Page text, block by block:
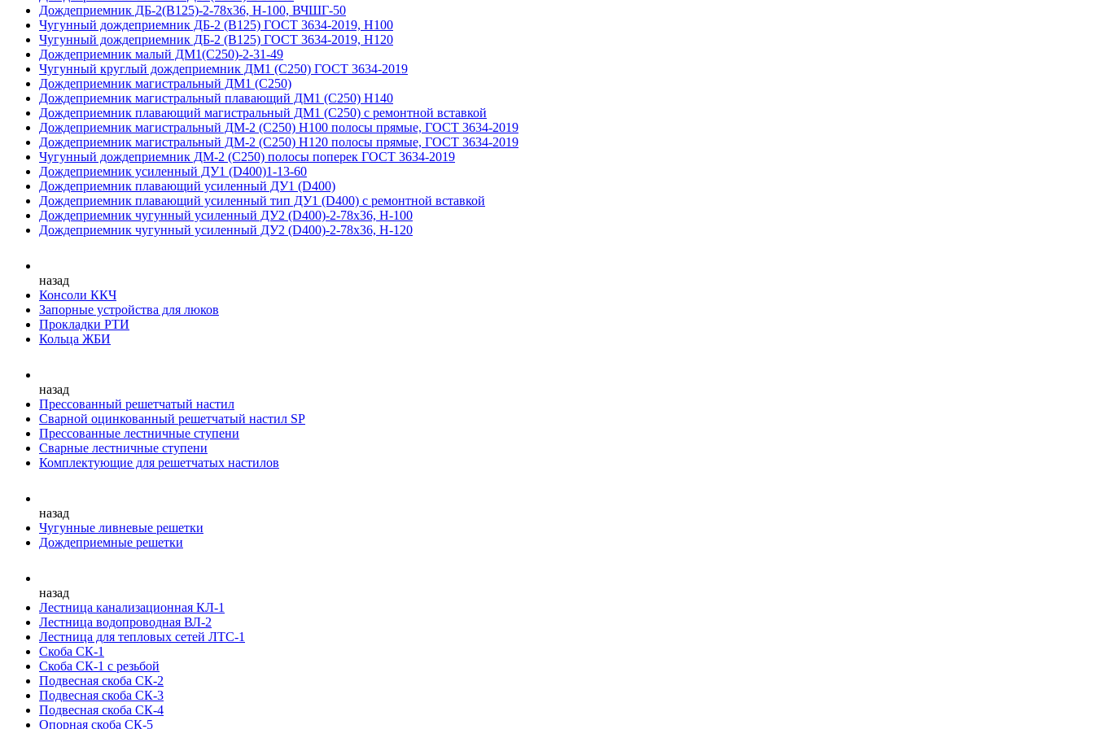
Дождеприемник ДБ-2(В125)-2-78х36, Н-100, ВЧШГ-50
Чугунный дождеприемник ДБ-2 (B125) ГОСТ 3634-2019, Н100
Чугунный дождеприемник ДБ-2 (B125) ГОСТ 3634-2019, H120
Дождеприемник малый ДМ1(С250)-2-31-49
Чугунный круглый дождеприемник ДМ1 (С250) ГОСТ 3634-2019
Дождеприемник магистральный ДМ1 (С250)
Дождеприемник магистральный плавающий ДМ1 (С250) H140
Дождеприемник плавающий магистральный ДМ1 (С250) с ремонтной вставкой
Дождеприемник магистральный ДМ-2 (С250) H100 полосы прямые, ГОСТ 3634-2019
Дождеприемник магистральный ДМ-2 (С250) H120 полосы прямые, ГОСТ 3634-2019
Чугунный дождеприемник ДМ-2 (C250) полосы поперек ГОСТ 3634-2019
Дождеприемник усиленный ДУ1 (D400)1-13-60
Дождеприемник плавающий усиленный ДУ1 (D400)
Дождеприемник плавающий усиленный тип ДУ1 (D400) с ремонтной вставкой
Дождеприемник чугунный усиленный ДУ2 (D400)-2-78х36, Н-100
Дождеприемник чугунный усиленный ДУ2 (D400)-2-78х36, Н-120
назад
Консоли ККЧ
Запорные устройства для люков
Прокладки РТИ
Кольца ЖБИ
назад
Прессованный решетчатый настил
Сварной оцинкованный решетчатый настил SP
Прессованные лестничные ступени
Сварные лестничные ступени
Комплектующие для решетчатых настилов
назад
Чугунные ливневые решетки
Дождеприемные решетки
назад
Лестница канализационная КЛ-1
Лестница водопроводная ВЛ-2
Лестница для тепловых сетей ЛТС-1
Скоба СК-1
Скоба СК-1 с резьбой
Подвесная скоба СК-2
Подвесная скоба СК-3
Подвесная скоба СК-4
Опорная скоба СК-5